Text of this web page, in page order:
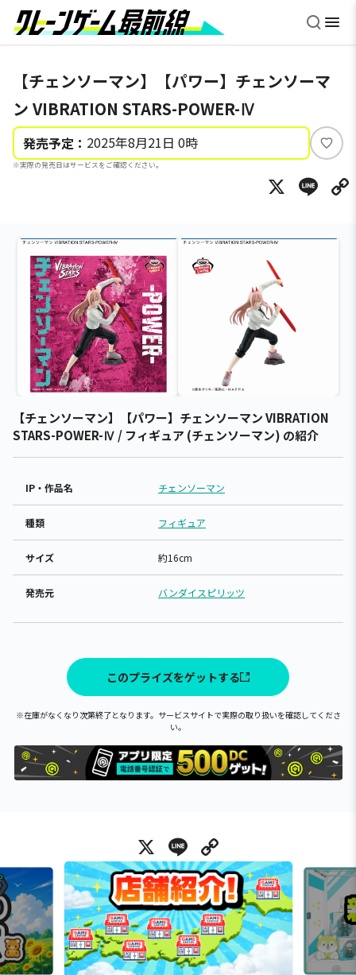
【チェンソーマン】【パワー】チェンソーマ
ン VIBRATION STARS-POWER-Ⅳ
発売予定： 2025年8月21日 0時
※実際の発売日はサービスをご確認ください。
い
ね
X
【チェンソーマン】【パワー】チェンソーマン VIBRATION
STARS-POWER-Ⅳ / フィギュア (チェンソーマン) の紹介
IP・作品名 チェンソーマン
種類 フィギュア
サイズ 約16cm
発売元 バンダイスピリッツ
このプライズをゲットする
※在庫がなくなり次第終了となります。サービスサイトで実際の取り扱いを確認してくださ
い。
X Line